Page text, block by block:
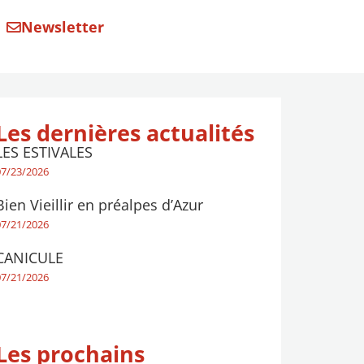
Newsletter
dernières actualités
ESTIVALES
23/2026
Vieillir en préalpes d’Azur
21/2026
21/2026
prochains